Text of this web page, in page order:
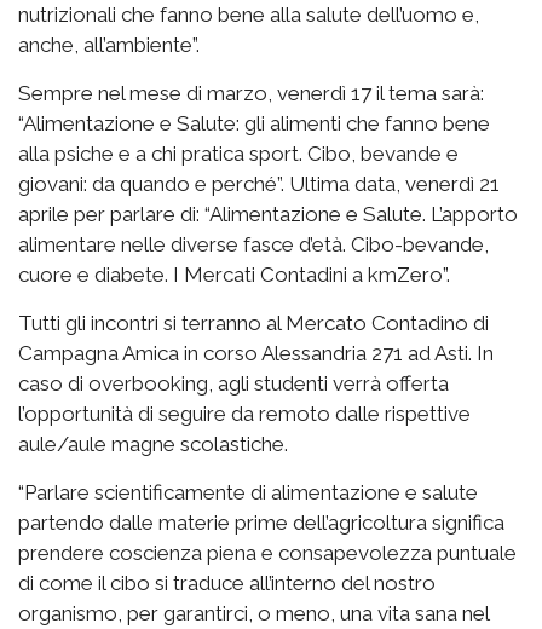
nutrizionali che fanno bene alla salute dell’uomo e,
anche, all’ambiente”.
Sempre nel mese di marzo, venerdì 17 il tema sarà:
“Alimentazione e Salute: gli alimenti che fanno bene
alla psiche e a chi pratica sport. Cibo, bevande e
giovani: da quando e perché”. Ultima data, venerdì 21
aprile per parlare di: “Alimentazione e Salute. L’apporto
alimentare nelle diverse fasce d’età. Cibo-bevande,
cuore e diabete. I Mercati Contadini a kmZero”.
Tutti gli incontri si terranno al Mercato Contadino di
Campagna Amica in corso Alessandria 271 ad Asti. In
caso di overbooking, agli studenti verrà offerta
l’opportunità di seguire da remoto dalle rispettive
aule/aule magne scolastiche.
“Parlare scientificamente di alimentazione e salute
partendo dalle materie prime dell’agricoltura significa
prendere coscienza piena e consapevolezza puntuale
di come il cibo si traduce all’interno del nostro
organismo, per garantirci, o meno, una vita sana nel